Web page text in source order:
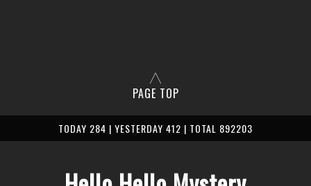
PAGE TOP
TODAY 284 | YESTERDAY 412 | TOTAL 892203